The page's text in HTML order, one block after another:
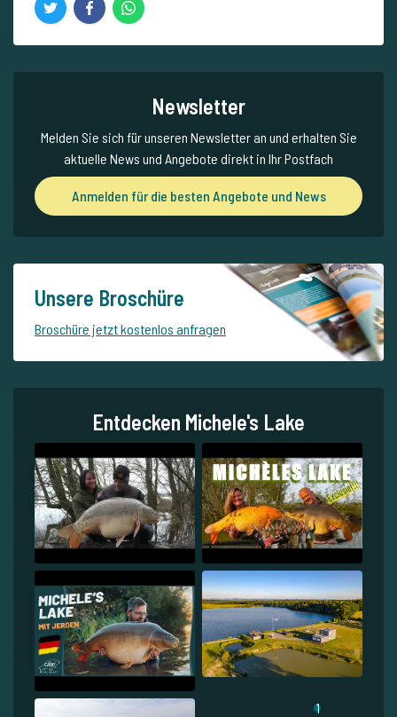
Newsletter
Melden Sie sich für unseren Newsletter an und erhalten Sie
aktuelle News und Angebote direkt in Ihr Postfach
Anmelden für die besten Angebote und News
Unsere Broschüre
Broschüre jetzt kostenlos anfragen
Entdecken Michele's Lake
1